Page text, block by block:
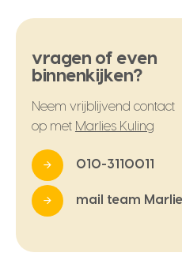
vragen of even
binnenkijken?
Neem vrijblijvend contact
op met Marlies Kuling
010-3110011
mail team